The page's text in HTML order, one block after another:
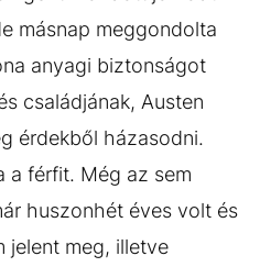
másnap meggondolta
anyagi biztonságot
családjának, Austen
érdekből házasodni.
a férfit. Még az sem
huszonhét éves volt és
jelent meg, illetve